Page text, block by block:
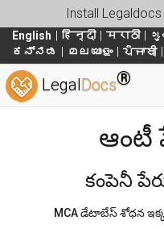
Install
English हिन्दी मराठी
ಕನ್ನಡ
മലയാളം ਪੰਜਾਬੀ
LegalDocs®
ఆంటీ
కంపెనీ
MCA డేటాబేస్ శోధన